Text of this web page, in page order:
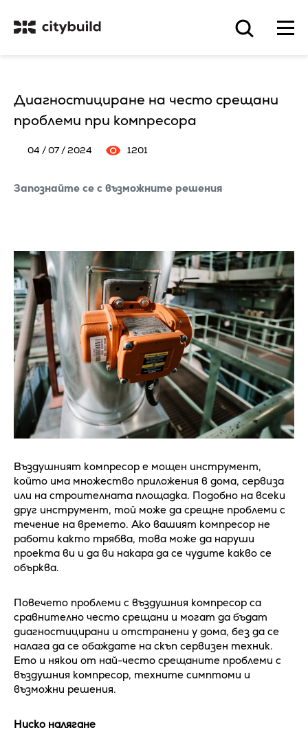
Диагностициране на често срещани
проблеми при компресора
04 / 07 / 2024 1201
Запознайте се с възможните решения
Въздушният компресор е мощен инструмент,
който има множество приложения в дома, сервиза
или на строителната площадка. Подобно на всеки
друг инструмент, той може да срещне проблеми с
течение на времето. Ако вашият компресор не
работи както трябва, това може да наруши
проекта ви и да ви накара да се чудите какво се
обърква.
Повечето проблеми с въздушния компресор са
сравнително често срещани и могат да бъдат
диагностицирани и отстранени у дома, без да се
налага да се обаждате на скъп сервизен техник.
Ето и някои от най-често срещаните проблеми с
въздушния компресор, техните симптоми и
възможни решения.
Ниско налягане